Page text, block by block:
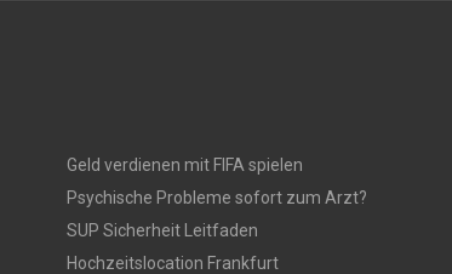
Geld verdienen mit FIFA spielen
Psychische Probleme sofort zum Arzt?
SUP Sicherheit Leitfaden
Hochzeitslocation Frankfurt